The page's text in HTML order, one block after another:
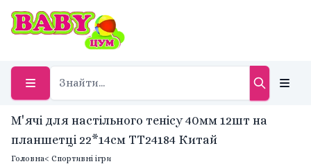
М'ячі для настільного тенісу 40мм 12шт на
планшетці 22*14см TT24184 Китай
Головна< Спортивні ігри